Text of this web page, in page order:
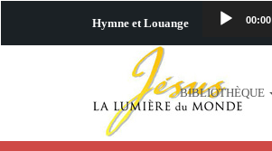
Hymne et Louange 00:00
BIBLIOTHÈQUE